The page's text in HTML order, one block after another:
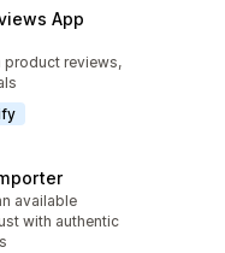
App
product reviews,
available
with authentic